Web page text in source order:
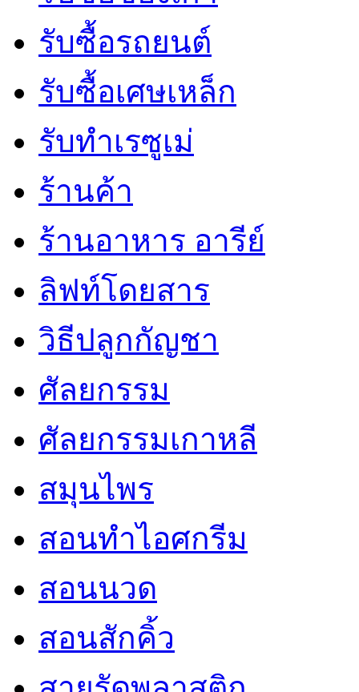
รับซื้อรถยนต์
รับซื้อเศษเหล็ก
รับทำเรซูเม่
ร้านค้า
ร้านอาหาร อารีย์
ลิฟท์โดยสาร
วิธีปลูกกัญชา
ศัลยกรรม
ศัลยกรรมเกาหลี
สมุนไพร
สอนทำไอศกรีม
สอนนวด
สอนสักคิ้ว